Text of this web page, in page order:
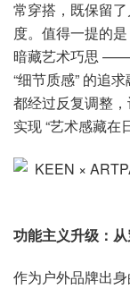
常穿搭，既保留
度。值得一提的是
暗藏艺术巧思
“细节质感” 的追
都经过反复调整
实现 “艺术感藏在
功能主义升级：
作为户外品牌出身